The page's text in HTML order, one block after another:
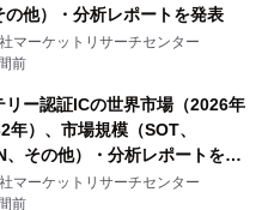
の他）・分析レポートを発表
マーケットリサーチセンター
前
リー認証ICの世界市場（2026年
年）、市場規模（SOT、
、その他）・分析レポートを発
マーケットリサーチセンター
前